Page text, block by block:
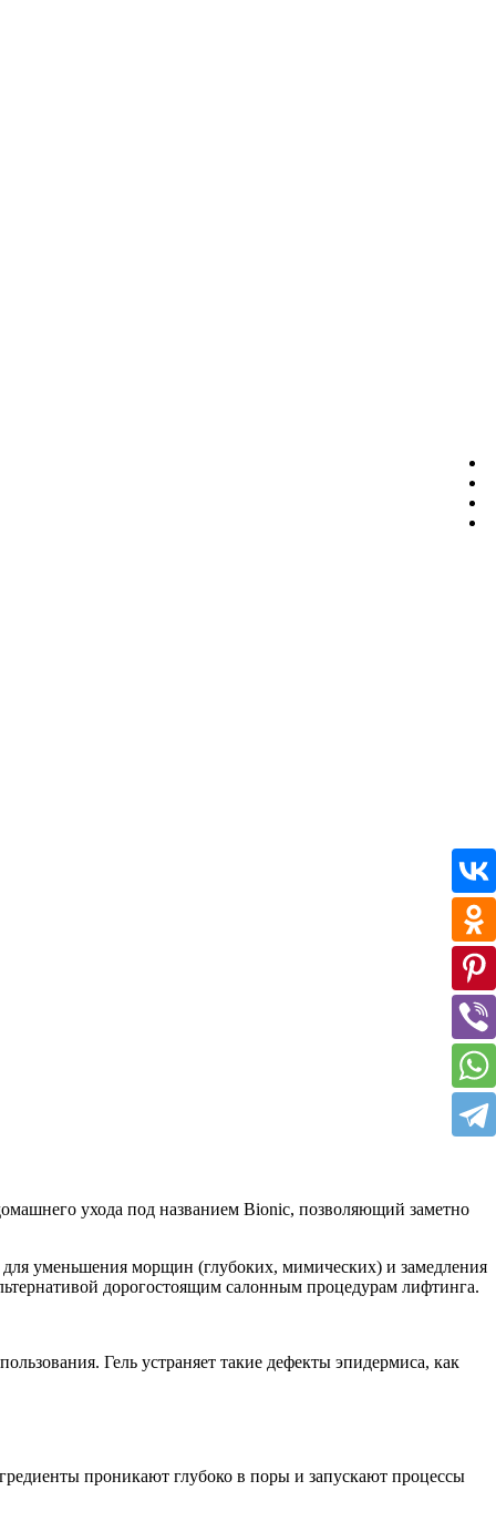
ухода под названием Bionic, позволяющий заметно
уменьшения морщин (глубоких, мимических) и замедления
дорогостоящим салонным процедурам лифтинга.
Гель устраняет такие дефекты эпидермиса, как
проникают глубоко в поры и запускают процессы